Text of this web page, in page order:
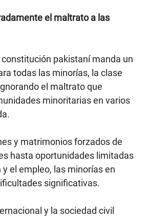
el maltrato a las
pakistaní manda un
todas las minorías, la clase
el maltrato que
minoritarias en varios
y matrimonios forzados de
hasta oportunidades limitadas
el empleo, las minorías en
significativas.
y la sociedad civil